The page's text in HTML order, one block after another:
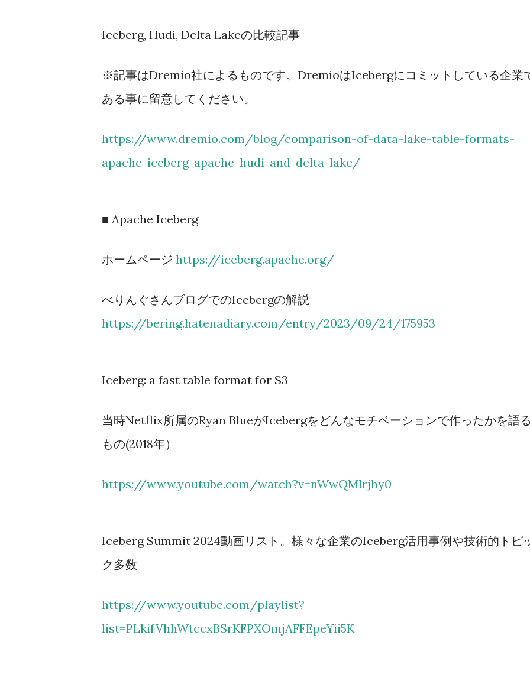
Iceberg, Hudi, Delta Lakeの比較記事
※記事はDremio社によるものです。DremioはIcebergにコミットしている企業
ある事に留意してください。
https://www.dremio.com/blog/comparison-of-data-lake-table-formats-
apache-iceberg-apache-hudi-and-delta-lake/
■ Apache Iceberg
ホームページ https://iceberg.apache.org/
べりんぐさんブログでのIcebergの解説
https://bering.hatenadiary.com/entry/2023/09/24/175953
Iceberg: a fast table format for S3
当時Netflix所属のRyan BlueがIcebergをどんなモチベーションで作ったかを語
もの(2018年）
https://www.youtube.com/watch?v=nWwQMlrjhy0
Iceberg Summit 2024動画リスト。様々な企業のIceberg活用事例や技術的トピ
ク多数
https://www.youtube.com/playlist?
list=PLkifVhhWtccxBSrKFPXOmjAFFEpeYii5K